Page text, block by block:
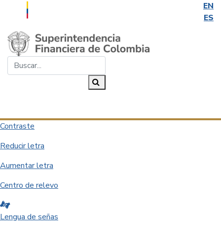
EN
ES
Saltar al contenido principal
Contraste
Reducir letra
Aumentar letra
Centro de relevo
Lengua de señas